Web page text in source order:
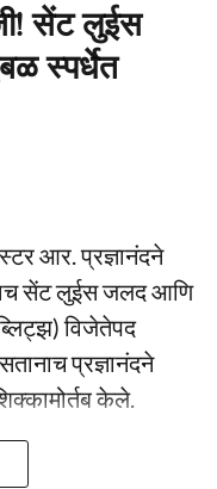
सेंट लुईस
स्पर्धेत
आर. प्रज्ञानंदने
सेंट लुईस जलद आणि
विजेतेपद
प्रज्ञानंदने
केले.